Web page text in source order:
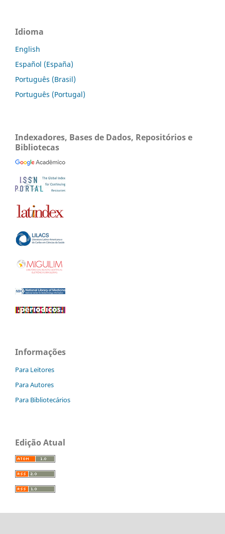
Idioma
English
Español (España)
Português (Brasil)
Português (Portugal)
Indexadores, Bases de Dados, Repositórios e
Bibliotecas
Informações
Para Leitores
Para Autores
Para Bibliotecários
Edição Atual